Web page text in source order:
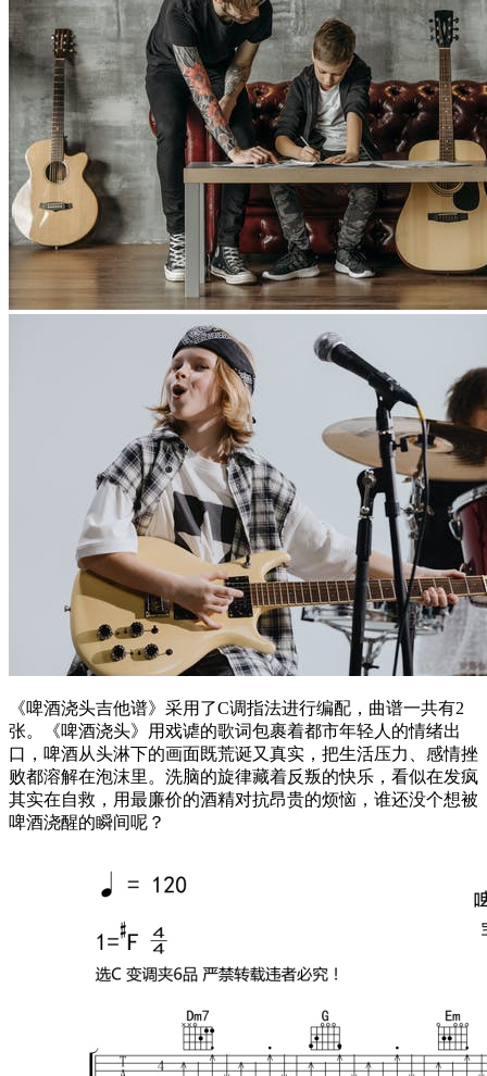
《啤酒浇头吉他谱》采用了C调指法进行编配，曲谱一共有2
张。《啤酒浇头》用戏谑的歌词包裹着都市年轻人的情绪出
口，啤酒从头淋下的画面既荒诞又真实，把生活压力、感情挫
败都溶解在泡沫里。洗脑的旋律藏着反叛的快乐，看似在发疯
其实在自救，用最廉价的酒精对抗昂贵的烦恼，谁还没个想被
啤酒浇醒的瞬间呢？